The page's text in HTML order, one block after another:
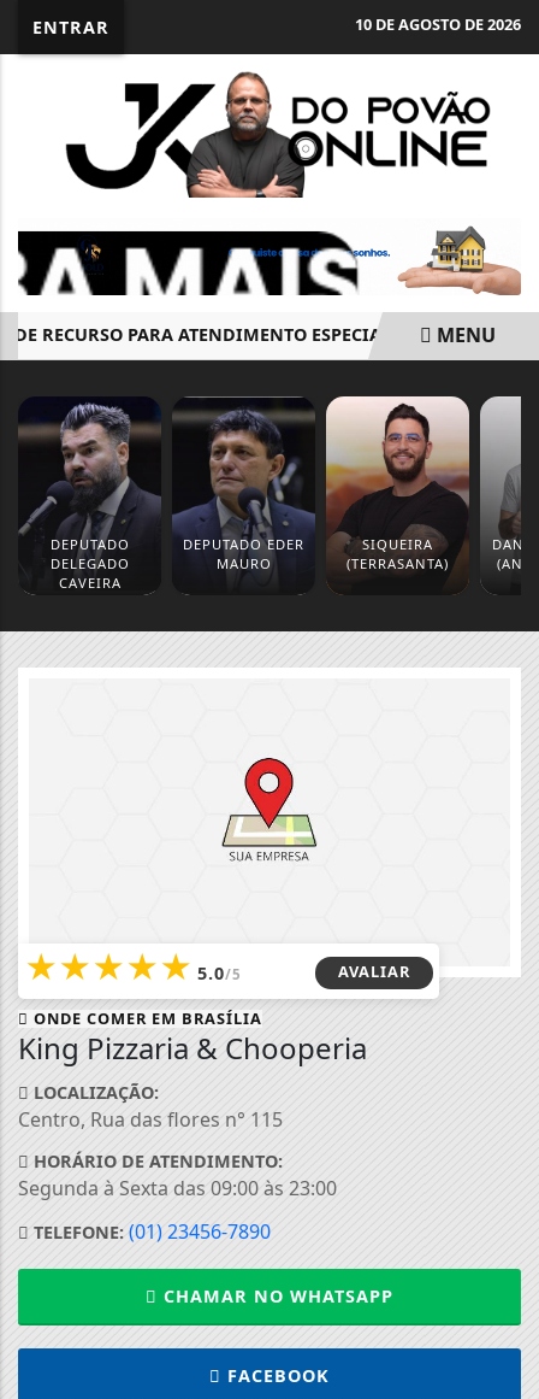
ENTRAR 10 DE AGOSTO DE 2026
RECURSO PARA ATENDIMENTO ESPECIAL TERMINA NESTA
MENU
DEPUTADO
DELEGADO
CAVEIRA
DEPUTADO EDER
MAURO
SIQUEIRA
(TERRASANTA)
★★★★★ 5.0/5 AVALIAR
ONDE COMER EM BRASÍLIA
King Pizzaria & Chooperia
LOCALIZAÇÃO:
Centro, Rua das flores n° 115
HORÁRIO DE ATENDIMENTO:
Segunda à Sexta das 09:00 às 23:00
TELEFONE: (01) 23456-7890
CHAMAR NO WHATSAPP
FACEBOOK